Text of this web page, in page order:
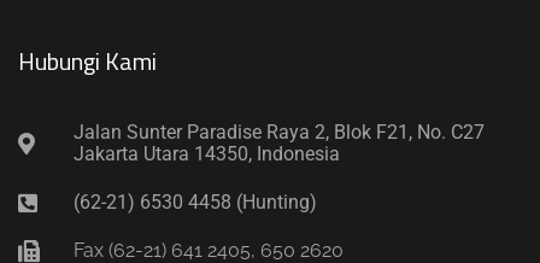
Hubungi Kami​
Jalan Sunter Paradise Raya 2, Blok F21, No. C27
Jakarta Utara 14350, Indonesia
(62-21) 6530 4458 (Hunting)
Fax (62-21) 641 2405, 650 2620